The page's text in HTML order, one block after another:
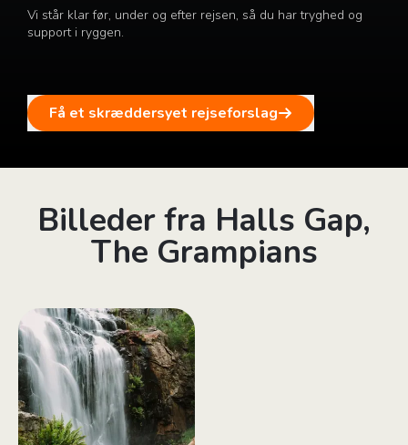
Vi står klar før, under og efter rejsen, så du har tryghed og
support i ryggen.
Få et skræddersyet rejseforslag
Billeder fra Halls Gap,
The Grampians